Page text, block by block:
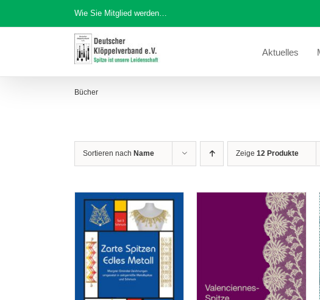
Inhalt
Wie Sie Mitglied werden…
Aktuelles
Bücher
Sortieren nach Name Zeige 12 Produkte